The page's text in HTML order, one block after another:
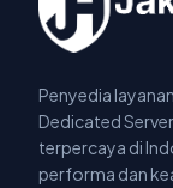
Penyedia
Dedicated
terpercaya di
performa dan